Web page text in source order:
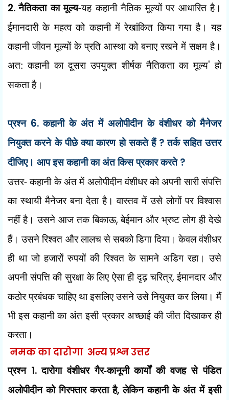
2.नैतिकता का मूल्य-यह कहानी नैतिक मूल्यों पर आधारित है।
ईमानदारी के महत्व को कहानी में रेखांकित किया गया है। यह
कहानी जीवन मूल्यों के प्रति आस्था को बनाए रखने में सक्षम है।
अत: कहानी का दूसरा उपयुक्त शीर्षक नैतिकता का मूल्य'हो
सकता है।
प्रश्न 6.कहानी के अंत में अलोपीदीन के वंशीधर को मैनेजर
नियुक्त करने के पीछे क्या कारण हो सकते हैं ?तर्क सहित उत्तर
दीजिए। आप इस कहानी का अंत किस प्रकार करते ?
उत्तर- कहानी के अंत में अलोपीदीन वंशीधर को अपनी सारी संपत्ति
का स्थायी मैनेजर बना देता है। वास्तव में उसे लोगों पर विश्वास
नहीं है। उसने आज तक बिकाऊ,बेईमान और भ्रष्ट लोग ही देखे
हैं। उसने रिश्वत और लालच से सबको डिगा दिया। केवल वंशीधर
ही था जो हजारों रुपयों की रिश्वत के सामने अडिग रहा। उसे
अपनी संपत्ति की सुरक्षा के लिए ऐसा ही दृढ़ चरित्र,ईमानदार और
कठोर प्रबंधक चाहिए था इसलिए उसने उसे नियुक्त कर लिया। मैं
भी इस कहानी का अंत इसी प्रकार अच्छाई की जीत दिखाकर ही
करता।
नमक का दारोगा अन्य प्रश्न उत्तर
प्रश्न 1.दारोगा वंशीधर गैर-कानूनी कार्यों की वजह से पंडित
अलोपीदीन को गिरफ्तार करता है,लेकिन कहानी के अंत में इसी